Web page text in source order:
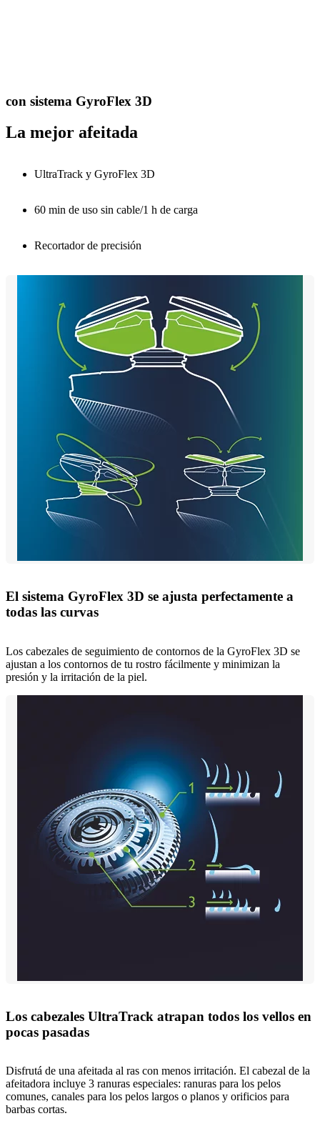
con sistema GyroFlex 3D
La mejor afeitada
UltraTrack y GyroFlex 3D
60 min de uso sin cable/1 h de carga
Recortador de precisión
El sistema GyroFlex 3D se ajusta perfectamente a
todas las curvas
Los cabezales de seguimiento de contornos de la GyroFlex 3D se
ajustan a los contornos de tu rostro fácilmente y minimizan la
presión y la irritación de la piel.
Los cabezales UltraTrack atrapan todos los vellos en
pocas pasadas
Disfrutá de una afeitada al ras con menos irritación. El cabezal de la
afeitadora incluye 3 ranuras especiales: ranuras para los pelos
comunes, canales para los pelos largos o planos y orificios para
barbas cortas.